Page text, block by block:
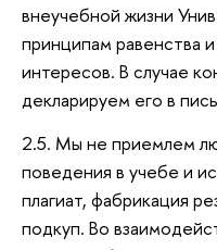
внеучебной жизни
принципам равенства
интересов. В случае
декларируем его в
2.5. Мы не приемлем
поведения в учебе и
плагиат, фабрикация
подкуп. Во